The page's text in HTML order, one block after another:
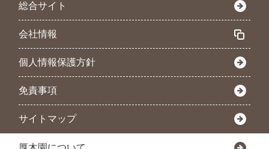
総合サイト
会社情報
個人情報保護方針
免責事項
サイトマップ